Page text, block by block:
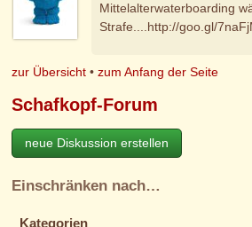
Mittelalterwaterboarding
Strafe....http://goo.gl/
zur Übersicht •zum Anfang der Seite
Schafkopf-Forum
neue Diskussion erstellen
Einschränken nach…
Kategorien